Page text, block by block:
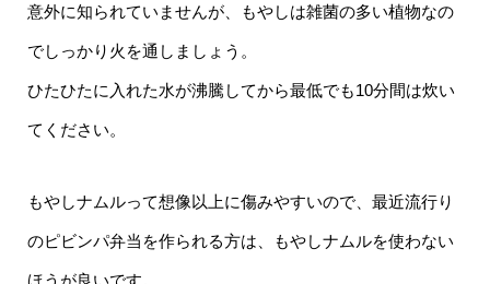
意外に知られていませんが、もやしは雑菌の多い植物なの
でしっかり火を通しましょう。
ひたひたに入れた水が沸騰してから最低でも10分間は炊い
てください。
もやしナムルって想像以上に傷みやすいので、最近流行り
のピビンパ弁当を作られる方は、もやしナムルを使わない